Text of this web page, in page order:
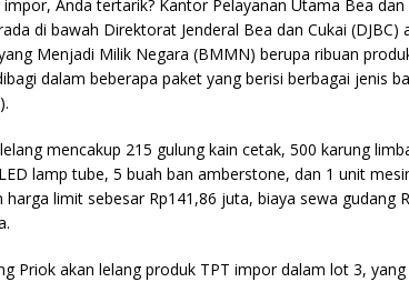
Anda tertarik? Kantor Pelayanan Utama Bea dan
di bawah Direktorat Jenderal Bea dan Cukai (DJBC)
Menjadi Milik Negara (BMMN) berupa ribuan
dalam beberapa paket yang berisi berbagai jenis
mencakup 215 gulung kain cetak, 500 karung
lamp tube, 5 buah ban amberstone, dan 1 unit
harga limit sebesar Rp141,86 juta, biaya sewa gudang
Priok akan lelang produk TPT impor dalam lot 3,